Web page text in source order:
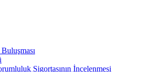
Sigortasının İncelenmesi